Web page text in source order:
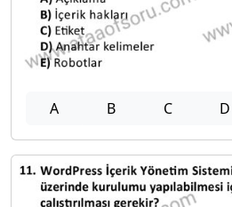
A B C D